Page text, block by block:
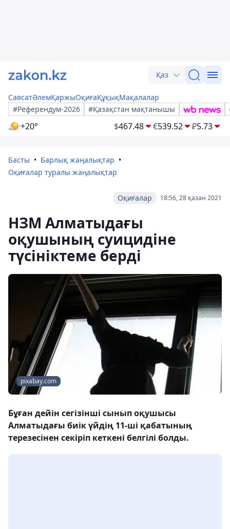
Қаз
СаясатӘлемҚаржыОқиғаҚұқықМақалалар
#Референдум-2026
#Қазақстан мақтанышы
+20° $467.48 €539.52 ₽5.73
Басты
Барлық жаңалықтар
Оқиғалар туралы жаңалықтар
18:56, 28 қазан 2021
Оқиғалар
НЗМ Алматыдағы
оқушының суицидіне
түсініктеме берді
pixabay.com
Бұған дейін сегізінші сынып оқушысы
Алматыдағы биік үйдің 11-ші қабатының
терезесінен секіріп кеткені белгілі болды.